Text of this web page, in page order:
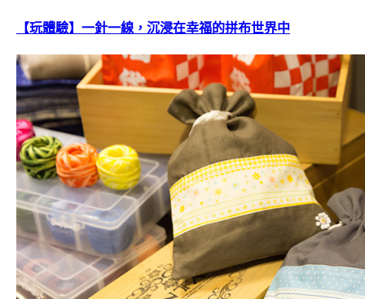
【玩體驗】一針一線，沉浸在幸福的拼布世界中